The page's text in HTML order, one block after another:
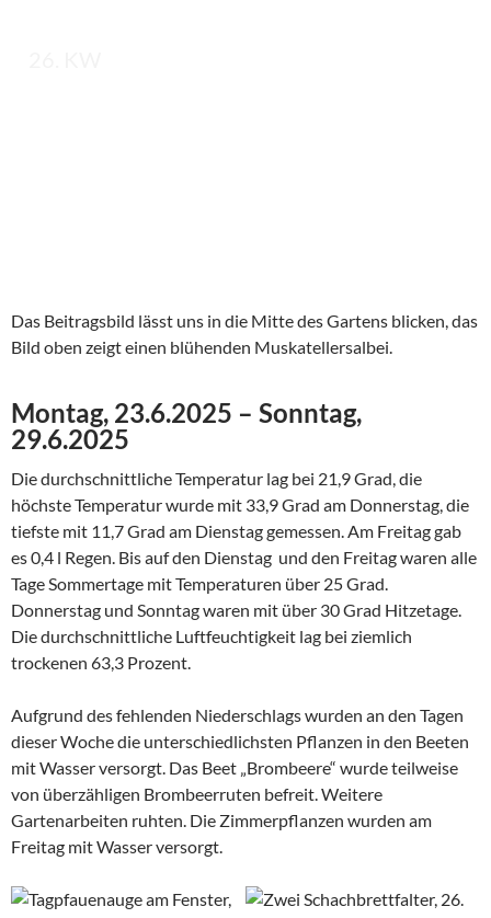
Das Beitragsbild lässt uns in die Mitte des Gartens blicken, das
Bild oben zeigt einen blühenden Muskatellersalbei.
Montag, 23.6.2025 – Sonntag,
29.6.2025
Die durchschnittliche Temperatur lag bei 21,9 Grad, die
höchste Temperatur wurde mit 33,9 Grad am Donnerstag, die
tiefste mit 11,7 Grad am Dienstag gemessen. Am Freitag gab
es 0,4 l Regen. Bis auf den Dienstag und den Freitag waren alle
Tage Sommertage mit Temperaturen über 25 Grad.
Donnerstag und Sonntag waren mit über 30 Grad Hitzetage.
Die durchschnittliche Luftfeuchtigkeit lag bei ziemlich
trockenen 63,3 Prozent.
Aufgrund des fehlenden Niederschlags wurden an den Tagen
dieser Woche die unterschiedlichsten Pflanzen in den Beeten
mit Wasser versorgt. Das Beet „Brombeere“ wurde teilweise
von überzähligen Brombeerruten befreit. Weitere
Gartenarbeiten ruhten. Die Zimmerpflanzen wurden am
Freitag mit Wasser versorgt.